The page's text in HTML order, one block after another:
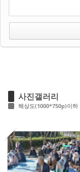
사진갤러리
해상도(1000*750p)이하
548